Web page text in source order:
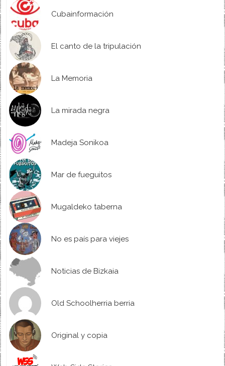
Cubainformación
El canto de la tripulación
La Memoria
La mirada negra
Madeja Sonikoa
Mar de fueguitos
Mugaldeko taberna
No es país para viejes
Noticias de Bizkaia
Old Schoolherria berria
Original y copia